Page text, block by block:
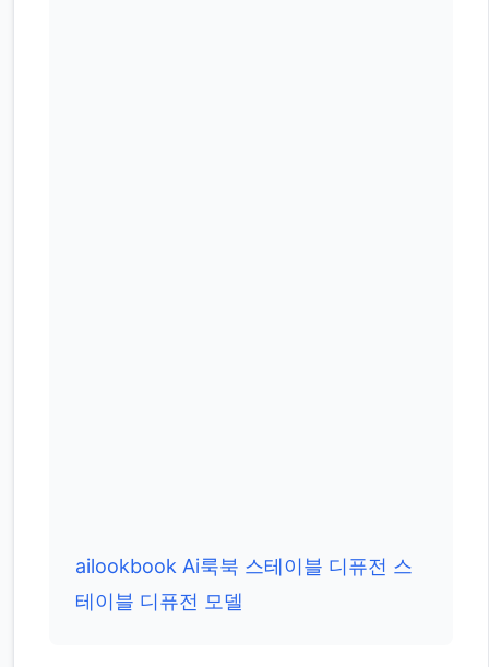
ailookbook Ai룩북 스테이블 디퓨전 스
테이블 디퓨전 모델